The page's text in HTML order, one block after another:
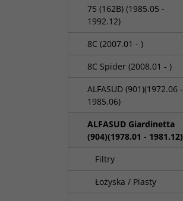
75 (162B) (1985.05 -
1992.12)
8C (2007.01 - )
8C Spider (2008.01 - )
ALFASUD (901)(1972.06 -
1985.06)
ALFASUD Giardinetta
(904)(1978.01 - 1981.12)
Filtry
Łożyska / Piasty